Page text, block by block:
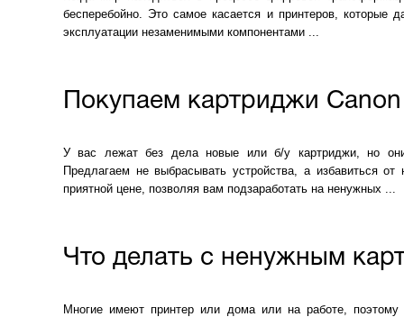
бесперебойно. Это самое касается и принтеров, которые
эксплуатации незаменимыми компонентами ...
Покупаем картриджи
У вас лежат без дела новые или б/у картриджи, но
Предлагаем не выбрасывать устройства, а избавиться
приятной цене, позволяя вам подзаработать на ненужных ...
Что делать с ненужным
Многие имеют принтер или дома или на работе,